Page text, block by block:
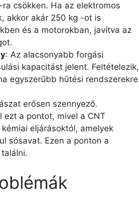
csökken. Ha az elektromos
akkor akár 250 kg -ot is
és a motorokban, javítva az
: Az alacsonyabb forgási
kapacitást jelent. Feltételezik,
egyszerűbb hűtési rendszerekre
erősen szennyező.
ezt a pontot, mivel a CNT
eljárásoktól, amelyek
sósavat. Ezen a ponton a